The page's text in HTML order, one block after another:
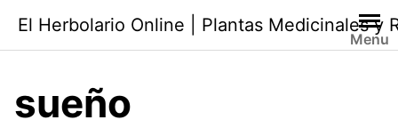
contenido
El Herbolario Online | Plantas Medicinales y
Menu
sueño